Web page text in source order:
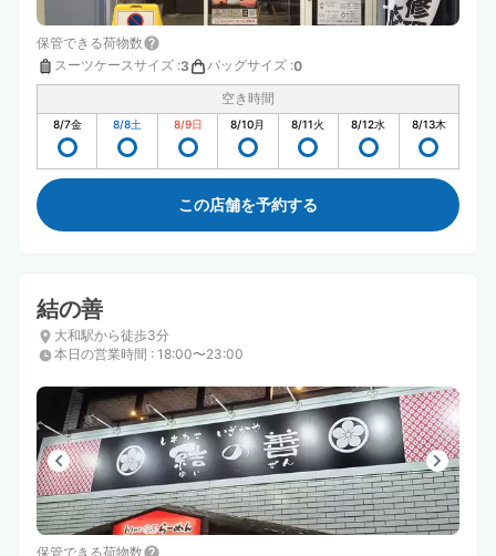
保管できる荷物数
スーツケースサイズ :3 バッグサイズ :0
空き時間
8/7金 8/8土 8/9日 8/10月 8/11火 8/12水 8/13木
この店舗を予約する
結の善
大和駅から徒歩3分
本日の営業時間 : 18:00〜23:00
保管できる荷物数